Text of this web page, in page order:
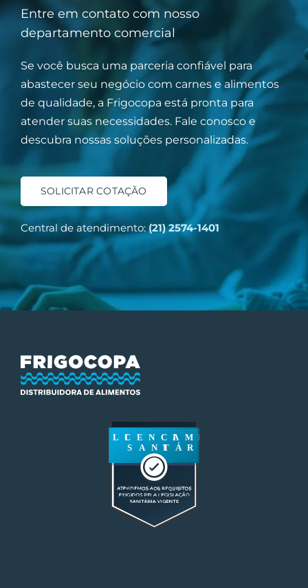
Entre em contato com nosso
departamento comercial
Se você busca uma parceria confiável para
abastecer seu negócio com carnes e alimentos
de qualidade, a Frigocopa está pronta para
atender suas necessidades. Fale conosco e
descubra nossas soluções personalizadas.
SOLICITAR COTAÇÃO
Central de atendimento:(21) 2574-1401